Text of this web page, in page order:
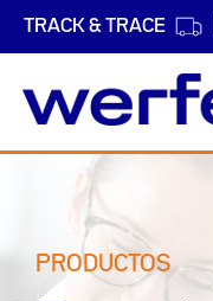
TRACK & TRACE
PRODUCTOS